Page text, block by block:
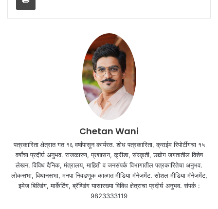
Chetan Wani
पत्रकारिता क्षेत्रात गत १६ वर्षांपासून कार्यरत. शोध पत्रकारिता, क्राईम रिपोर्टींगचा १५
वर्षांचा प्रदीर्घ अनुभव. राजकारण, प्रशासन, क्रीडा, संस्कृती, उद्योग जगतातील विशेष
लेखन. विविध दैनिक, मंत्रालय, माहिती व जनसंपर्क विभागातील पत्रकारितेचा अनुभव.
लोकसभा, विधानसभा, मनपा निवडणूक काळात मीडिया मॅनेजमेंट. सोशल मीडिया मॅनेजमेंट,
इमेज बिल्डिंग, मार्केटिंग, ब्रॅण्डिंग यासारख्या विविध क्षेत्राचा प्रदीर्घ अनुभव. संपर्क :
9823333119